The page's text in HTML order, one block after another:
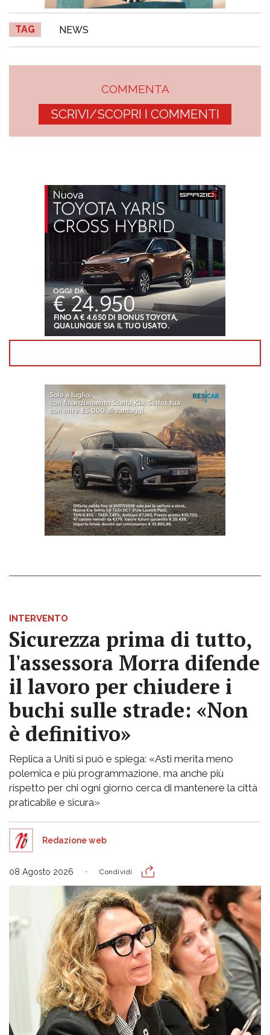
TAG NEWS
COMMENTA
SCRIVI/SCOPRI I COMMENTI
INTERVENTO
Sicurezza prima di tutto,
l'assessora Morra difende
il lavoro per chiudere i
buchi sulle strade: «Non
è definitivo»
Replica a Uniti si può e spiega: «Asti merita meno
polemica e più programmazione, ma anche più
rispetto per chi ogni giorno cerca di mantenere la città
praticabile e sicura»
Redazione web
08 Agosto 2026 Condividi